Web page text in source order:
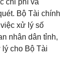
chi phí và
Bộ Tài chính
xử lý số
nhân dân tỉnh,
lý cho Bộ Tài